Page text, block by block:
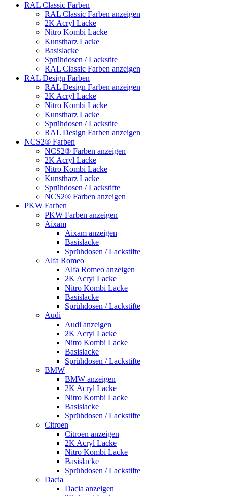
RAL Classic Farben
RAL Classic Farben anzeigen
2K Acryl Lacke
Nitro Kombi Lacke
Kunstharz Lacke
Basislacke
Sprühdosen / Lackstite
RAL Classic Farben anzeigen
RAL Design Farben
RAL Design Farben anzeigen
2K Acryl Lacke
Nitro Kombi Lacke
Kunstharz Lacke
Sprühdosen / Lackstite
RAL Design Farben anzeigen
NCS2® Farben
NCS2® Farben anzeigen
2K Acryl Lacke
Nitro Kombi Lacke
Kunstharz Lacke
Sprühdosen / Lackstifte
NCS2® Farben anzeigen
PKW Farben
PKW Farben anzeigen
Aixam
Aixam anzeigen
Basislacke
Sprühdosen / Lackstifte
Alfa Romeo
Alfa Romeo anzeigen
2K Acryl Lacke
Nitro Kombi Lacke
Basislacke
Sprühdosen / Lackstifte
Audi
Audi anzeigen
2K Acryl Lacke
Nitro Kombi Lacke
Basislacke
Sprühdosen / Lackstifte
BMW
BMW anzeigen
2K Acryl Lacke
Nitro Kombi Lacke
Basislacke
Sprühdosen / Lackstifte
Citroen
Citroen anzeigen
2K Acryl Lacke
Nitro Kombi Lacke
Basislacke
Sprühdosen / Lackstifte
Dacia
Dacia anzeigen